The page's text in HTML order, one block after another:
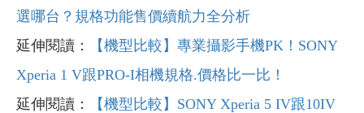
選哪台？規格功能售價續航力全分析
延伸閱讀：
【機型比較】專業攝影手機PK！SONY
Xperia 1 V跟PRO-I相機規格.價格比一比！
延伸閱讀：
【機型比較】SONY Xperia 5 IV跟10IV